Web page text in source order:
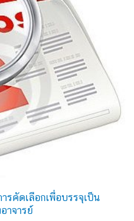
รคัดเลือกเพื่อบรรจุเป็น
าจารย์